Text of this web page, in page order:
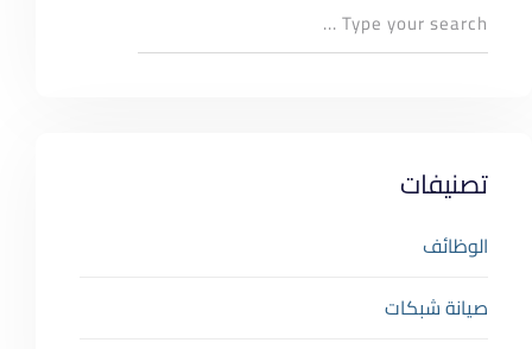
تصنيفات
الوظائف
صيانة شبكات